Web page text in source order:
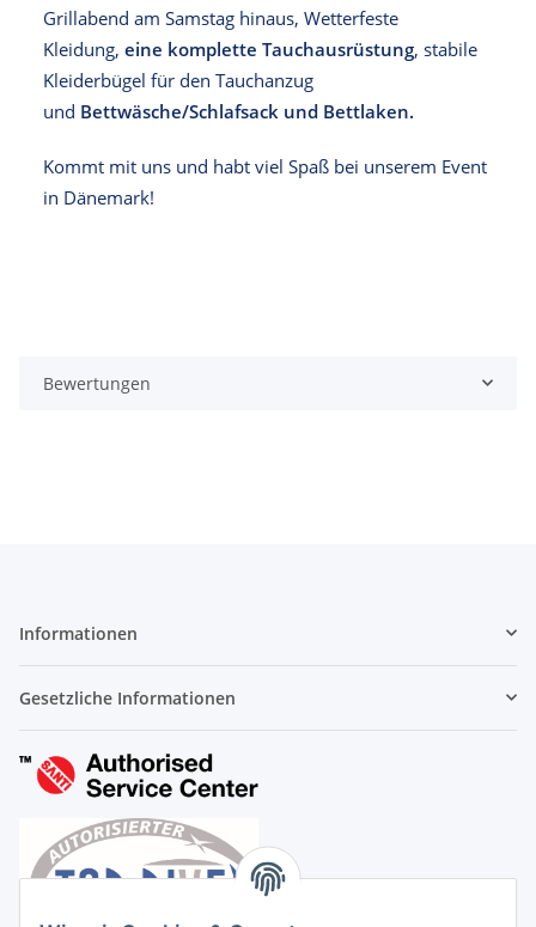
Grillabend am Samstag hinaus, Wetterfeste
Kleidung, eine komplette Tauchausrüstung, stabile
Kleiderbügel für den Tauchanzug
und Bettwäsche/Schlafsack und Bettlaken.
Kommt mit uns und habt viel Spaß bei unserem Event
in Dänemark!
Bewertungen
Informationen
Gesetzliche Informationen